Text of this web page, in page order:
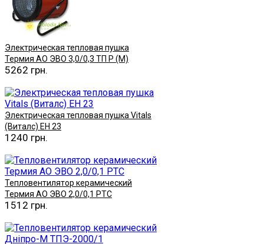
Электрическая тепловая пушка
Термия АО ЭВО 3,0/0,3 ТП Р (М)
5262 грн.
Электрическая тепловая пушка Vitals
(Виталс) EH 23
1240 грн.
Тепловентилятор керамический
Термия АО ЭВО 2,0/0,1 PTC
1512 грн.